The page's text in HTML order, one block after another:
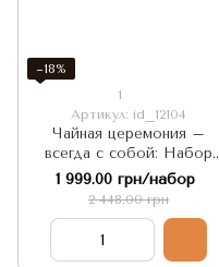
−18%
1
Артикул: id_12104
Чайная церемония –
всегда с собой: Набор
посуды Черный бриллиант
и 13 Знаменитых Чаев
1 999.00 грн/набор
2 448.00 грн